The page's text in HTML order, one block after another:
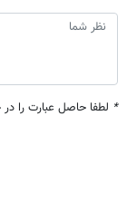
* لطفا حاصل عبارت را